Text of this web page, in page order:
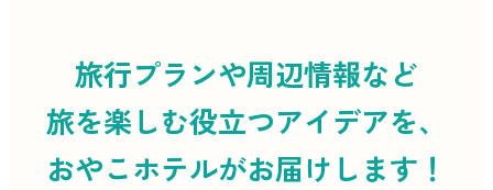
旅行プランや周辺情報など
旅を楽しむ役立つアイデアを、
おやこホテルがお届けします！